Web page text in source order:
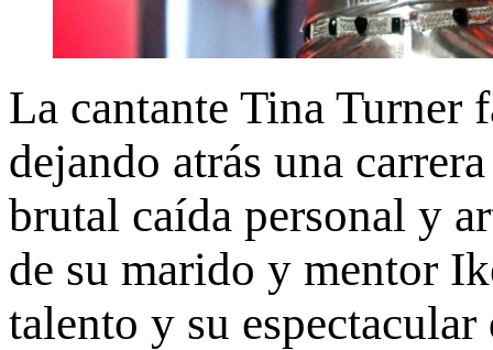
La cantante Tina Turner
dejando atrás una
brutal caída personal y
de su marido y mentor
talento y su